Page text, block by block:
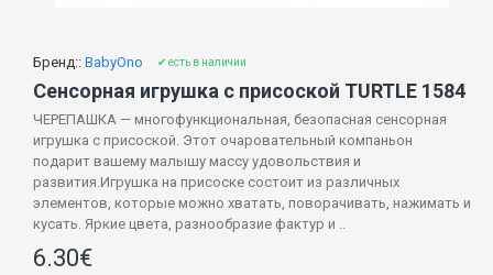
Бренд:: BabyOno ✔ есть в наличии
Сенсорная игрушка с присоской TURTLE 1584
ЧЕРЕПАШКА — многофункциональная, безопасная сенсорная
игрушка с присоской. Этот очаровательный компаньон
подарит вашему малышу массу удовольствия и
развития.Игрушка на присоске состоит из различных
элементов, которые можно хватать, поворачивать, нажимать и
кусать. Яркие цвета, разнообразие фактур и ..
6.30€